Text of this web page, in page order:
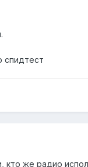
спидтест
же радио